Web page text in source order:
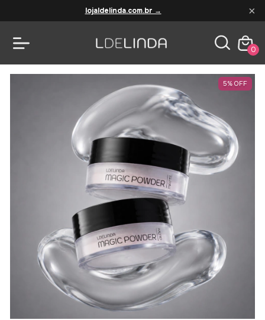
lojaldelinda.com.br → ×
0
5% OFF